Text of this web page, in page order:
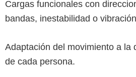
Cargas funcionales con
bandas, inestabilidad o
Adaptación del movimiento a la
de cada persona.